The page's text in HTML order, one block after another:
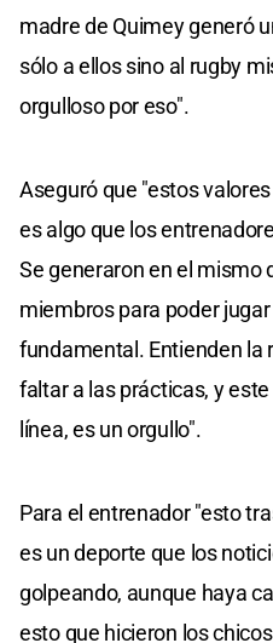
madre de Quimey generó
sólo a ellos sino al rugby
orgulloso por eso".
Aseguró que "estos
es algo que los
Se generaron en el mismo
miembros para poder
fundamental. Entienden la
faltar a las prácticas, y
línea, es un orgullo".
Para el entrenador "esto
es un deporte que los
golpeando, aunque haya
esto que hicieron los